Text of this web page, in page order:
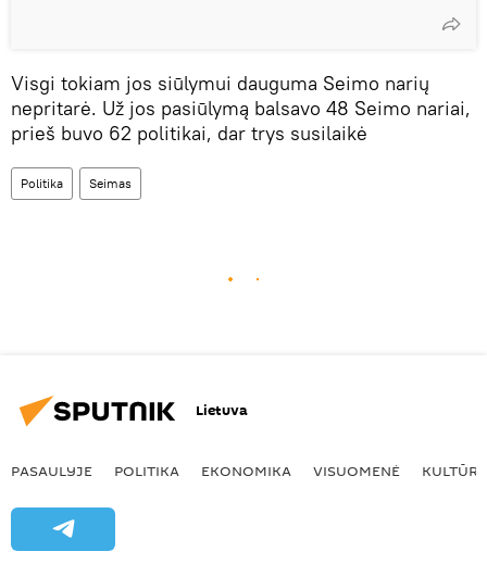
Visgi tokiam jos siūlymui dauguma Seimo narių
nepritarė. Už jos pasiūlymą balsavo 48 Seimo nariai,
prieš buvo 62 politikai, dar trys susilaikė
Politika Seimas
Lietuva
PASAULYJE POLITIKA EKONOMIKA VISUOMENĖ KULTŪRA